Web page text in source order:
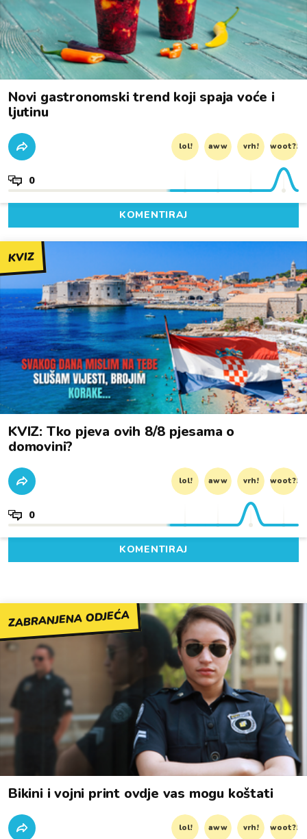
Novi gastronomski trend koji spaja voće i
ljutinu
lol! aww vrh! woot?!
0
KOMENTIRAJ
KVIZ
KVIZ: Tko pjeva ovih 8/8 pjesama o
domovini?
lol! aww vrh! woot?!
0
KOMENTIRAJ
ZABRANJENA ODJEĆA
Bikini i vojni print ovdje vas mogu koštati
lol! aww vrh! woot?!